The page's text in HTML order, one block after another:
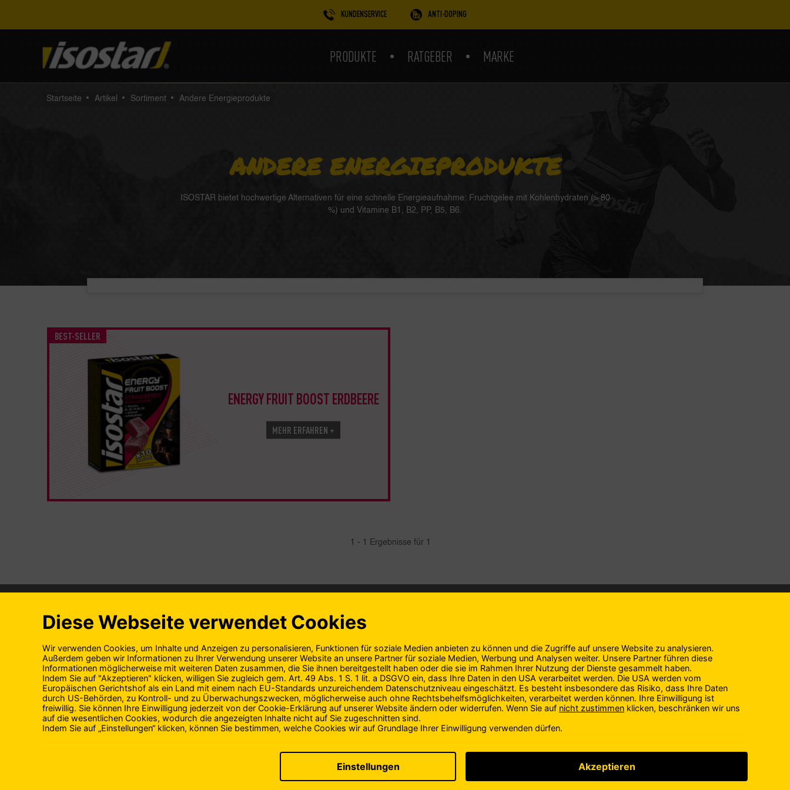
KUNDENSERVICE ANTI-DOPING
PRODUKTE RATGEBER MARKE
Startseite Artikel Sortiment Andere Energieprodukte
ANDERE ENERGIEPRODUKTE
ISOSTAR bietet hochwertige Alternativen für eine schnelle Energieaufnahme: Fruchtgelee mit Kohlenhydraten (> 80
%) und Vitamine B1, B2, PP, B5, B6.
ENERGY FRUIT BOOST ERDBEERE
MEHR ERFAHREN +
BEST-SELLER
1 - 1 Ergebnisse für 1
ÜBER UNS
Geschichte
Engagement
Unsere Experten
Unser Team
PRODUKTE
Alle Produkte
RATGEBER
Mein Programm
Glossar
KONTAKT
Kontakt
DATENSCHUTZ
Datenschutz
IMPRESSUM
Impressum
Challengé par :